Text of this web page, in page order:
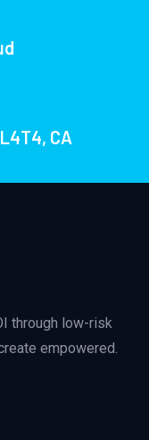
CA
through low-risk
empowered.